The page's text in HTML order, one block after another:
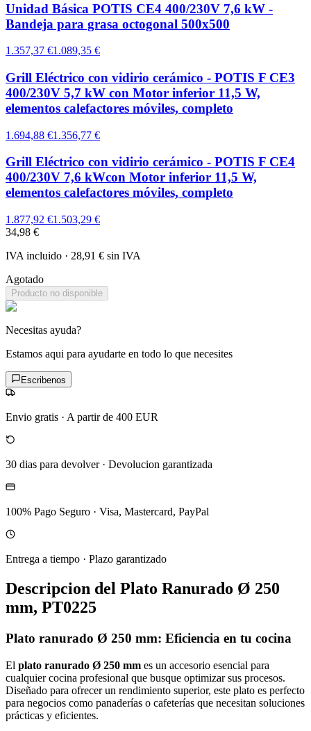
Unidad Básica POTIS CE4 400/230V 7,6 kW -
Bandeja para grasa octogonal 500x500
1.357,37 €1.089,35 €
Grill Eléctrico con vidirio cerámico - POTIS F CE3
400/230V 5,7 kW con Motor inferior 11,5 W,
elementos calefactores móviles, completo
1.694,88 €1.356,77 €
Grill Eléctrico con vidirio cerámico - POTIS F CE4
400/230V 7,6 kWcon Motor inferior 11,5 W,
elementos calefactores móviles, completo
1.877,92 €1.503,29 €
34,98 €
IVA incluido · 28,91 € sin IVA
Agotado
Producto no disponible
Necesitas ayuda?
Estamos aqui para ayudarte en todo lo que necesites
Escribenos
Envio gratis · A partir de 400 EUR
30 dias para devolver· Devolucion garantizada
100% Pago Seguro · Visa, Mastercard, PayPal
Entrega a tiempo · Plazo garantizado
Descripcion del Plato Ranurado Ø 250
mm, PT0225
Plato ranurado Ø 250 mm: Eficiencia en tu cocina
El plato ranurado Ø 250 mm es un accesorio esencial para
cualquier cocina profesional que busque optimizar sus procesos.
Diseñado para ofrecer un rendimiento superior, este plato es perfecto
para negocios como panaderías o cafeterías que necesitan soluciones
prácticas y eficientes.